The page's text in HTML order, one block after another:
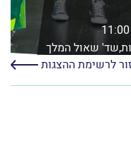
שאול המלך
לרשימת ההצגות